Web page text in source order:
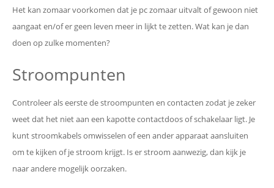
Het kan zomaar voorkomen dat je pc zomaar uitvalt of gewoon niet
aangaat en/of er geen leven meer in lijkt te zetten. Wat kan je dan
doen op zulke momenten?
Stroompunten
Controleer als eerste de stroompunten en contacten zodat je zeker
weet dat het niet aan een kapotte contactdoos of schakelaar ligt. Je
kunt stroomkabels omwisselen of een ander apparaat aansluiten
om te kijken of je stroom krijgt. Is er stroom aanwezig, dan kijk je
naar andere mogelijk oorzaken.